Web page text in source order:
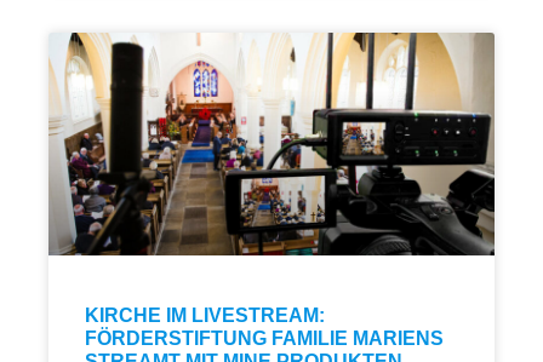
KIRCHE IM LIVESTREAM:
FÖRDERSTIFTUNG FAMILIE MARIENS